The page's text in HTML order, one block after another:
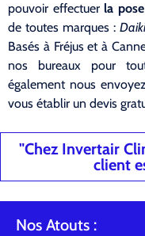
pouvoir effectuer la
de toutes marques :
Basés à Fréjus et à
nos bureaux pour
également nous
vous établir un devis
"Chez Invertair
client
Nos Atouts :